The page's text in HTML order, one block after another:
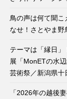
鳥の声は何て聞こ
なせ！さとやま野
テーマは「縁日
展「MonETの水
芸術祭／新潟県十
「2026年の越後